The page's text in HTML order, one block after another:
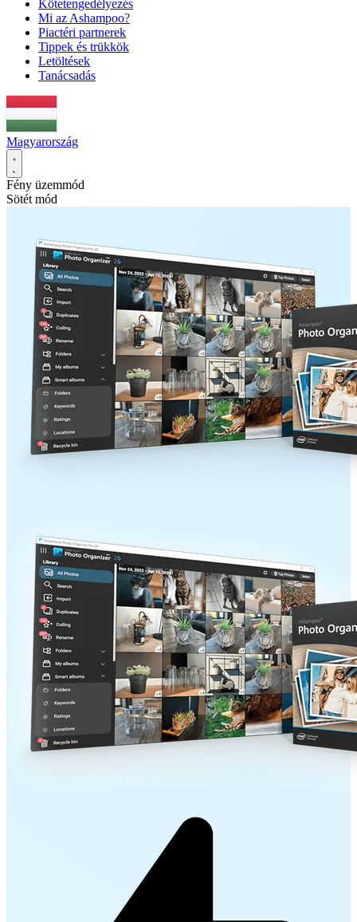
Kötetengedélyezés
Mi az Ashampoo?
Piactéri partnerek
Tippek és trükkök
Letöltések
Tanácsadás
Magyarország
Fény üzemmód
Sötét mód